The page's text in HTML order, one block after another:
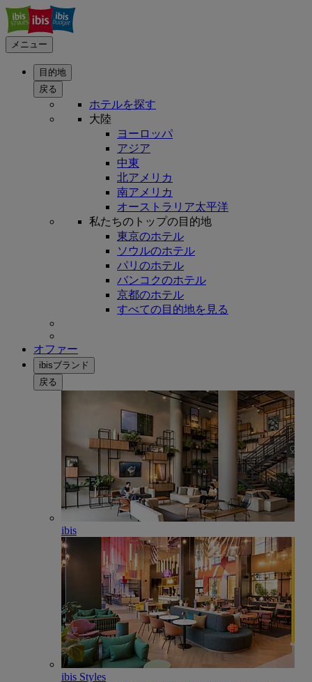
メニュー
目的地
戻る
ホテルを探す
大陸
ヨーロッパ
アジア
中東
北アメリカ
南アメリカ
オーストラリア太平洋
私たちのトップの目的地
東京のホテル
ソウルのホテル
パリのホテル
バンコクのホテル
京都のホテル
すべての目的地を見る
オファー
ibisブランド
戻る
ibis
ibis Styles